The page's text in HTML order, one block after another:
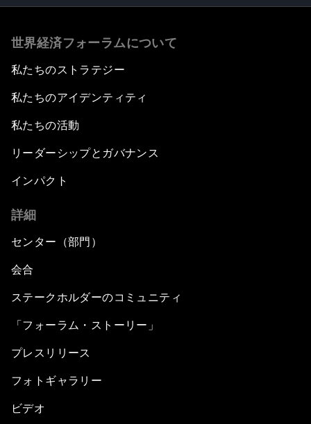
世界経済フォーラムについて
私たちのストラテジー
私たちのアイデンティティ
私たちの活動
リーダーシップとガバナンス
インパクト
詳細
センター（部門）
会合
ステークホルダーのコミュニティ
「フォーラム・ストーリー」
プレスリリース
フォトギャラリー
ビデオ